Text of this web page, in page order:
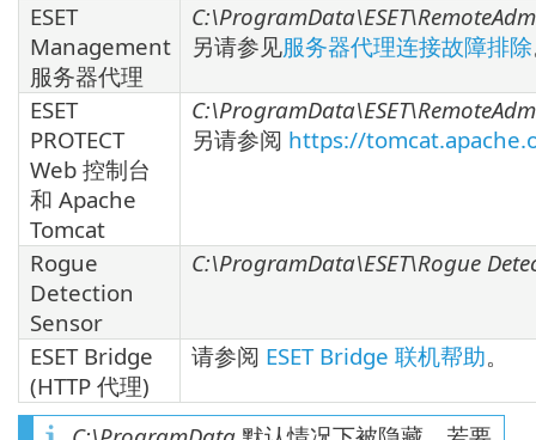
ESET
Management
服务器代理
另请参见服务器代理连接故障排除
ESET
PROTECT
Web 控制台
和 Apache
Tomcat
另请参阅 https://
Rogue
Detection
Sensor
C:\ProgramData\ESET\Rogue
ESET Bridge
(HTTP 代理)
请参阅 ESET Bridge 联机帮助。